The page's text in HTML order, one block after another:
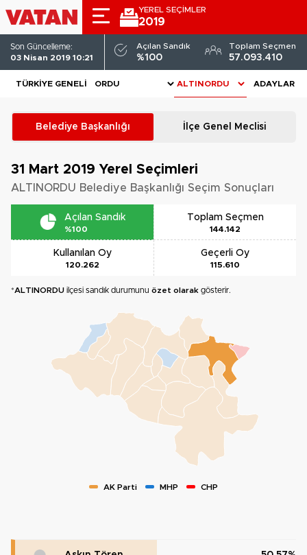
YEREL SEÇİMLER
2019
Son Güncelleme:
03 Nisan 2019 10:21
Açılan Sandık
%100
Toplam Seçmen
57.093.410
TÜRKIYE GENELI ADAYLAR
Belediye Başkanlığı İlçe Genel Meclisi
31 Mart 2019 Yerel Seçimleri
ALTINORDU Belediye Başkanlığı Seçim Sonuçları
Açılan Sandık
%100
Toplam Seçmen
144.142
Kullanılan Oy
120.262
Geçerli Oy
115.610
*ALTINORDU ilçesi sandık durumunu özet olarak gösterir.
AK Parti MHP CHP